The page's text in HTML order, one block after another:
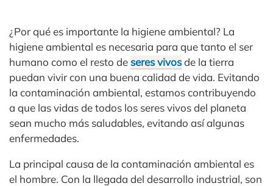
¿Por qué es importante la higiene ambiental? La
higiene ambiental es necesaria para que tanto el ser
humano como el resto de seres vivosde la tierra
puedan vivir con una buena calidad de vida. Evitando
la contaminación ambiental, estamos contribuyendo
a que las vidas de todos los seres vivos del planeta
sean mucho más saludables, evitando así algunas
enfermedades.
La principal causa de la contaminación ambiental es
el hombre. Con la llegada del desarrollo industrial, son